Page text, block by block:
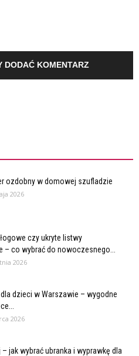
DODAĆ KOMENTARZ
ozdobny w domowej szufladzie
2026
czy ukryte listwy
– co wybrać do nowoczesnego...
2026
dzieci w Warszawie – wygodne
2026
– jak wybrać ubranka i wyprawkę dla